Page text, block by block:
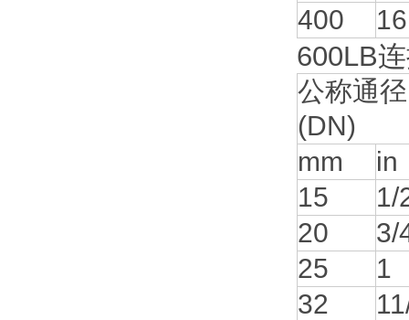
400
16
600LB
公称通径
(DN)
mm
in
15
1/
20
3/
25
1
32